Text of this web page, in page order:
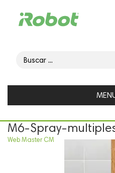
M6-Spray-
Web Master CM